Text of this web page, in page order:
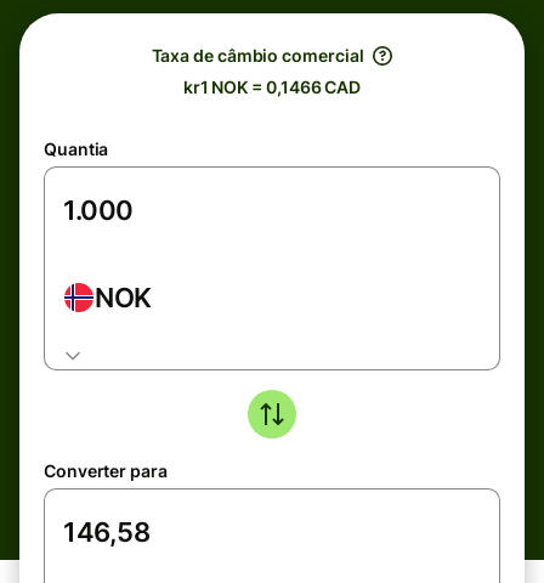
Taxa de câmbio comercial
kr1 NOK = 0,1466 CAD
Quantia
NOK
Converter para